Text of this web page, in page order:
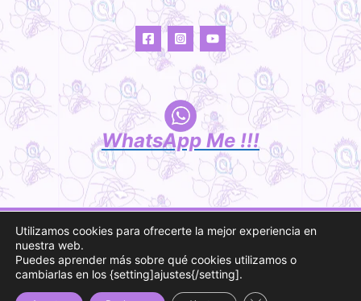
WhatsApp Me !!!
Copyright © 2026 Quatre Grapes
Powered by[Quatregrapes.cat]
+ Información Legal
Utilizamos cookies para ofrecerte la mejor experiencia en
nuestra web.
Puedes aprender más sobre qué cookies utilizamos o
cambiarlas en los {setting]ajustes{/setting].